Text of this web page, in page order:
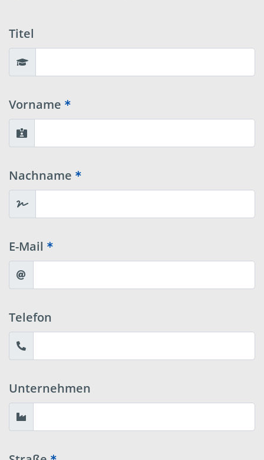
Titel
Vorname
Nachname
E-Mail
Telefon
Unternehmen